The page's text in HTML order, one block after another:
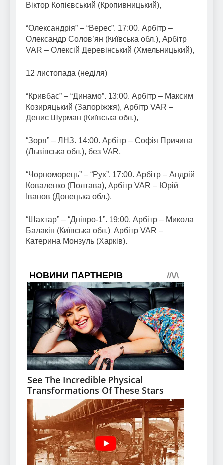
Віктор Копієвський (Кропивницький),
“Олександрія” – “Верес”. 17:00. Арбітр –
Олександр Солов’ян (Київська обл.), Арбітр
VAR – Олексій Деревінський (Хмельницький),
12 листопада (неділя)
“Кривбас” – “Динамо”. 13:00. Арбітр – Максим
Козиряцький (Запоріжжя), Арбітр VAR –
Денис Шурман (Київська обл.),
“Зоря” – ЛНЗ. 14:00. Арбітр – Софія Причина
(Львівська обл.), без VAR,
“Чорноморець” – “Рух”. 17:00. Арбітр – Андрій
Коваленко (Полтава), Арбітр VAR – Юрій
Іванов (Донецька обл.),
“Шахтар” – “Дніпро-1”. 19:00. Арбітр – Микола
Балакін (Київська обл.), Арбітр VAR –
Катерина Монзуль (Харків).